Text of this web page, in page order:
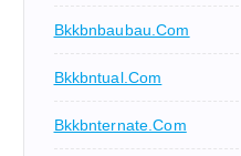
Bkkbnbaubau.com
Bkkbntual.com
Bkkbnternate.com